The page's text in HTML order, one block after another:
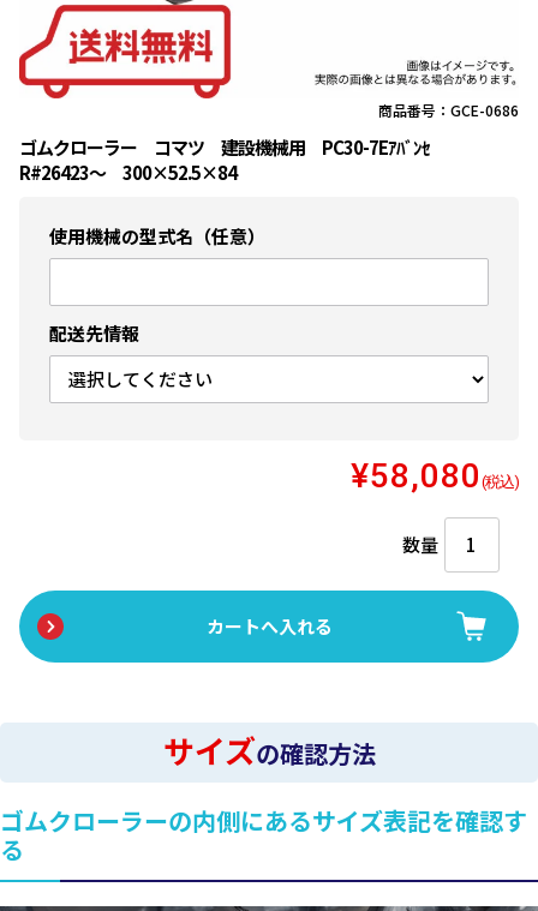
商品番号：GCE-0686
ゴムクローラー コマツ 建設機械用 PC30-7Eｱﾊﾞﾝｾ
R#26423〜 300×52.5×84
使用機械の型式名（任意）
配送先情報
¥58,080 (税込)
数量
サイズの確認方法
ゴムクローラーの内側にあるサイズ表記を確認す
る